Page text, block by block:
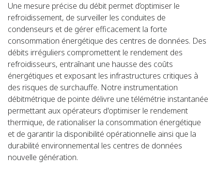
Une mesure précise du débit permet d’optimiser le
refroidissement, de surveiller les conduites de
condenseurs et de gérer efficacement la forte
consommation énergétique des centres de données. Des
débits irréguliers compromettent le rendement des
refroidisseurs, entraînant une hausse des coûts
énergétiques et exposant les infrastructures critiques à
des risques de surchauffe. Notre instrumentation
débitmétrique de pointe délivre une télémétrie instantanée
permettant aux opérateurs d'optimiser le rendement
thermique, de rationaliser la consommation énergétique
et de garantir la disponibilité opérationnelle ainsi que la
durabilité environnemental les centres de données
nouvelle génération.​